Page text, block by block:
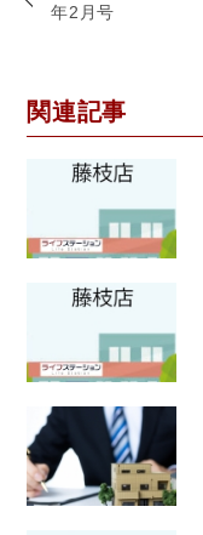
年2月号
関連記事